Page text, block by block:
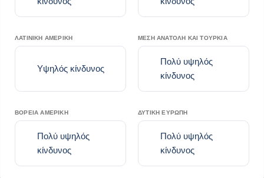
ΛΑΤΙΝΙΚΉ ΑΜΕΡΙΚΉ
Υψηλός κίνδυνος
ΜΈΣΗ ΑΝΑΤΟΛΉ ΚΑΙ ΤΟΥΡΚΊΑ
Πολύ υψηλός
κίνδυνος
ΒΌΡΕΙΑ ΑΜΕΡΙΚΉ
Πολύ υψηλός
κίνδυνος
ΔΥΤΙΚΉ ΕΥΡΏΠΗ
Πολύ υψηλός
κίνδυνος